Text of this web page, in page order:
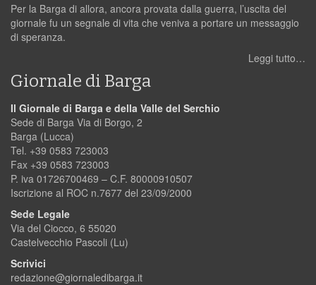
Per la Barga di allora, ancora provata dalla guerra, l’uscita del
giornale fu un segnale di vita che veniva a portare un messaggio
di speranza.
Leggi tutto…
Giornale di Barga
Il Giornale di Barga e della Valle del Serchio
Sede di Barga Via di Borgo, 2
Barga (Lucca)
Tel. +39 0583 723003
Fax +39 0583 723003
P. iva 01726700469 – C.F. 80000910507
Iscrizione al ROC n.7677 del 23/09/2000
Sede Legale
Via del Ciocco, 6 55020
Castelvecchio Pascoli (Lu)
Scrivici
redazione@giornaledibarga.it